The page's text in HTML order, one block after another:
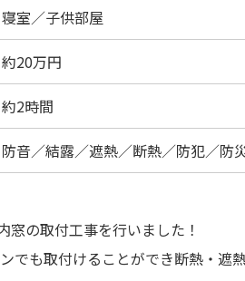
寝室／子供部屋
約20万円
約2時間
防音／結露／遮熱／断熱／防犯／防
窓の取付工事を行いました！
でも取付けることができ断熱・遮